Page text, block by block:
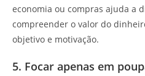
economia ou compras ajuda a
compreender o valor do
objetivo e motivação.
5. Focar apenas em